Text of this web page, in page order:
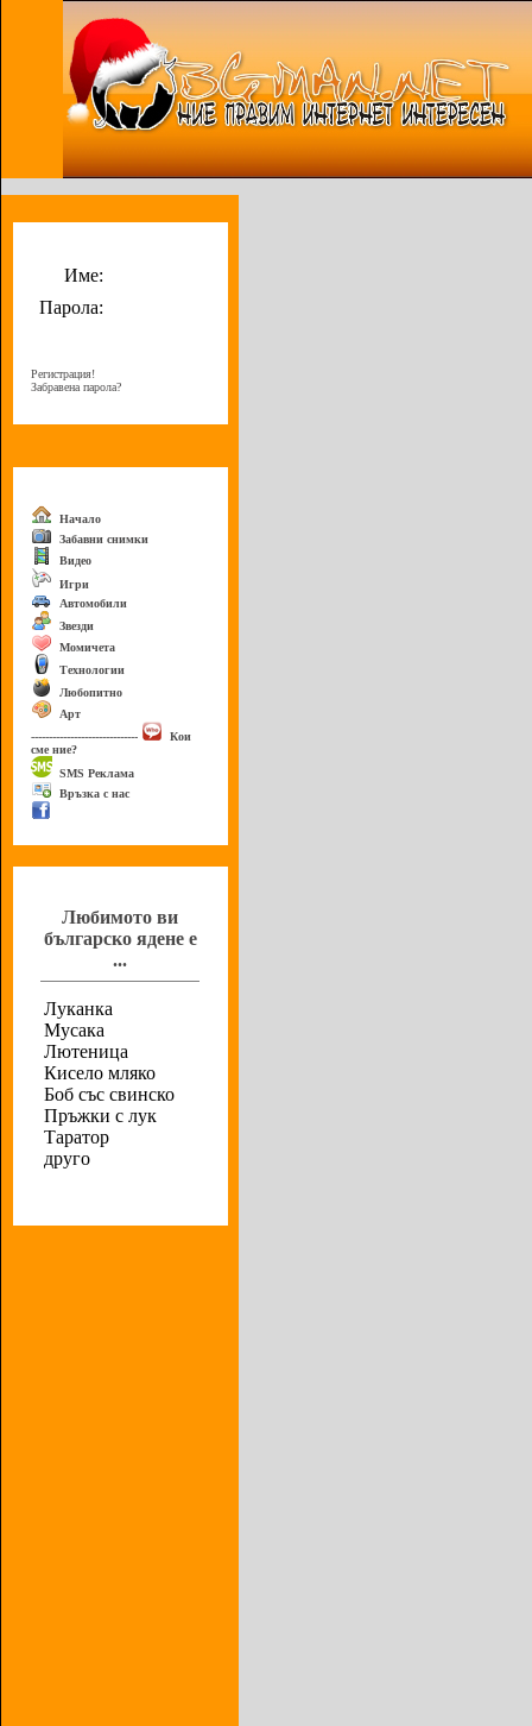
Име:
Парола:
Регистрация!
Забравена парола?
Начало
Забавни снимки
Видео
Игри
Автомобили
Звезди
Момичета
Технологии
Любопитно
Арт
------------------------------
Кои
сме ние?
SMS Реклама
Връзка с нас
Любимото ви
българско ядене е
...
Луканка
Мусака
Лютеница
Кисело мляко
Боб със свинско
Пръжки с лук
Таратор
друго